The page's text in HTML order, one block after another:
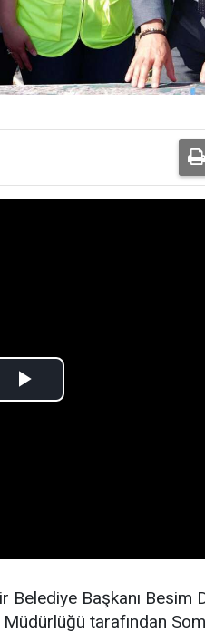
Belediye Başkanı Besim
tarafından